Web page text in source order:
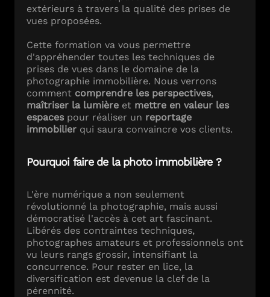
extérieurs à travers la qualité des prises de
vues proposées.
Cette formation va vous permettre
d'appréhender toutes les techniques de
prises de vues dans le domaine de la
photographie immobilière. Nous verrons
comment comprendre les perspectives,
maîtriser la lumière et mettre en valeur les
espaces pour réaliser un reportage
immobilier qui saura convaincre vos clients.
Pourquoi faire de la photo immobilière ?
L'ère numérique a non seulement
révolutionné la photographie, mais aussi
démocratisé l'accès à cet art fascinant.
Libérés des contraintes techniques,
photographes amateurs et professionnels ont
vu leurs rangs grossir, intensifiant la
concurrence. Pour rester en lice, la
diversification est devenue la clef de la
pérennité.